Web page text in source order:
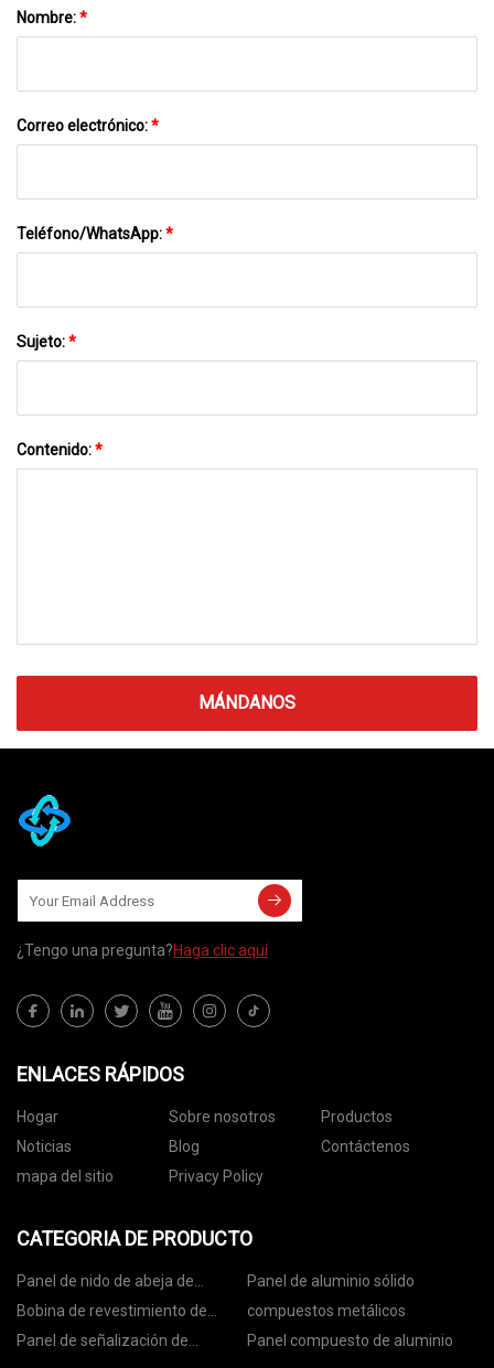
Nombre:*
Correo electrónico:*
Teléfono/WhatsApp:*
Sujeto:*
Contenido:*
MÁNDANOS
¿Tengo una pregunta?Haga clic aquí
ENLACES RÁPIDOS
Hogar Sobre nosotros
Productos
Noticias
Blog
Contáctenos
mapa del sitio
Privacy Policy
CATEGORIA DE PRODUCTO
Panel de nido de abeja de
aluminio
Panel de aluminio sólido
Bobina de revestimiento de
aluminio
compuestos metálicos
Panel de señalización de
Panel compuesto de aluminio